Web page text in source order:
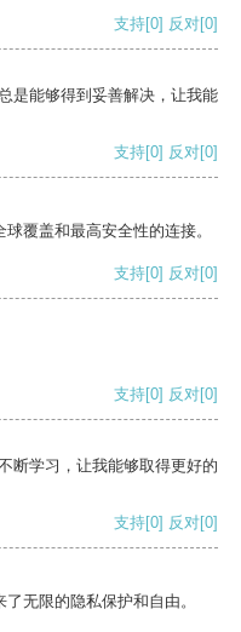
支持[0] 反对[0]
是能够得到妥善解决，让我能
支持[0] 反对[0]
覆盖和最高安全性的连接。
支持[0] 反对[0]
支持[0] 反对[0]
断学习，让我能够取得更好的
支持[0] 反对[0]
无限的隐私保护和自由。